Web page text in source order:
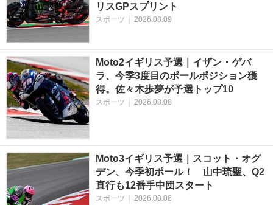
リスGPスプリント
スポーツ | 2026.08.09
Moto2イギリス予選｜イザン・ゲバ
ラ、今季3度目のポールポジション獲
得。佐々木歩夢が予選トップ10
スポーツ | 2026.08.08
Moto3イギリス予選｜スコット・オグ
デン、今季初ポール！ 山中琉聖、Q2
直行も12番手中団スタート
スポーツ | 2026.08.08